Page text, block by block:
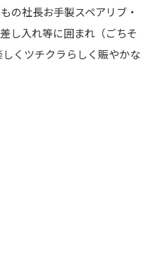
社長お手製スペアリブ・
し入れ等に囲まれ（ごちそ
くツチクラらしく賑やかな